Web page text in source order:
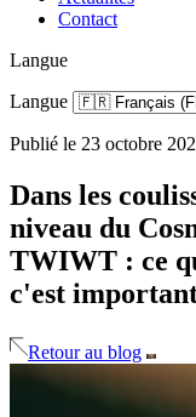
Contact
Langue
Langue
Publié le 23 octobre
Dans les
niveau du
TWIWT : ce
c'est
Retour au blog